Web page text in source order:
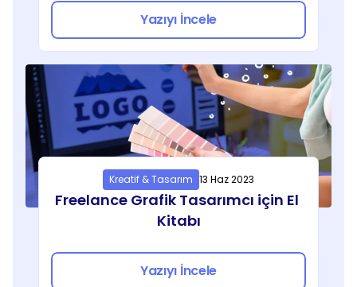
Yazıyı İncele
Kreatif & Tasarım 13 Haz 2023
Freelance Grafik Tasarımcı için El
Kitabı
Yazıyı İncele